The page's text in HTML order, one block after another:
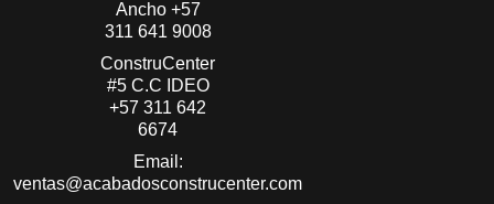
Ancho +57
311 641 9008
ConstruCenter
#5 C.C IDEO
+57 311 642
6674
Email:
ventas@acabadosconstrucenter.com